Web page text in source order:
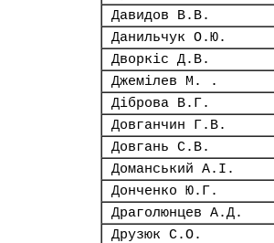
Давидов В.В.
Данильчук О.Ю.
Дворкіс Д.В.
Джемілев М. .
Діброва В.Г.
Довганчин Г.В.
Довгань С.В.
Доманський А.І.
Донченко Ю.Г.
Драголюнцев А.Д.
Друзюк С.О.